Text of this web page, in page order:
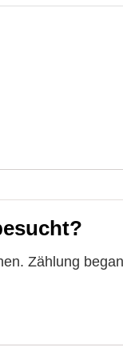
Zählung